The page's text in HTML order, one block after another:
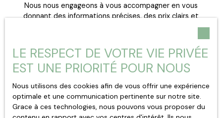
Nous nous engageons à vous accompagner en vous
donnant des informations précises, des prix clairs et
détaillés ainsi qu’une communication honnête tout au long
LE RESPECT DE VOTRE VIE PRIVÉE
EST UNE PRIORITÉ POUR NOUS
Nous utilisons des cookies afin de vous offrir une expérience
optimale et une communication pertinente sur notre site.
Grace à ces technologies, nous pouvons vous proposer du